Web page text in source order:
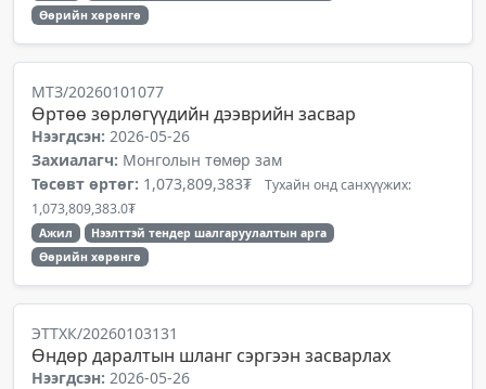
Өөрийн хөрөнгө
МТЗ/20260101077
Өртөө зөрлөгүүдийн дээврийн засвар
Нээгдсэн: 2026-05-26
Захиалагч: Монголын төмөр зам
Төсөвт өртөг: 1,073,809,383₮ Тухайн онд санхүүжих:
1,073,809,383.0₮
Ажил
Нээлттэй тендер шалгаруулалтын арга
Өөрийн хөрөнгө
ЭТТХК/20260103131
Өндөр даралтын шланг сэргээн засварлах
Нээгдсэн: 2026-05-26